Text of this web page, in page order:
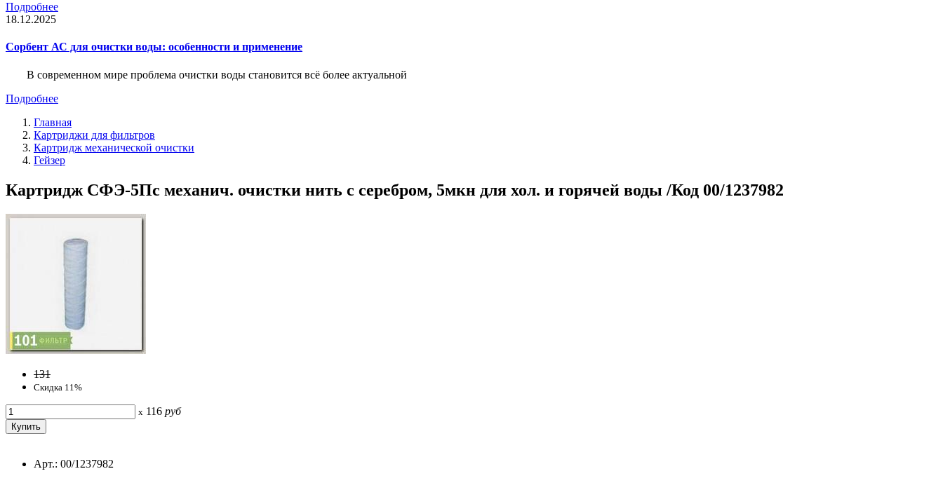
Подробнее
18.12.2025
Сорбент АС для очистки воды: особенности и применение
В современном мире проблема очистки воды становится всё более актуальной
Подробнее
Главная
Картриджи для фильтров
Картридж механической очистки
Гейзер
Картридж СФЭ-5Пс механич. очистки нить с серебром, 5мкн для хол. и горячей воды /Код 00/1237982
131
Скидка 11%
x 116 руб
Арт.: 00/1237982